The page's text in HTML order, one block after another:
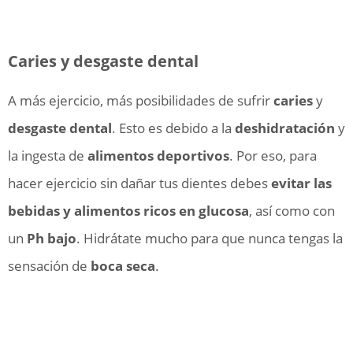
Caries y desgaste dental
A más ejercicio, más posibilidades de sufrircariesy
desgaste dental. Esto es debido a la deshidratación y
la ingesta de alimentos deportivos. Por eso, para
hacer ejercicio sin dañar tus dientes debesevitar las
bebidas y alimentos ricos en glucosa, así como con
un Ph bajo. Hidrátate mucho para que nunca tengas la
sensación de boca seca.